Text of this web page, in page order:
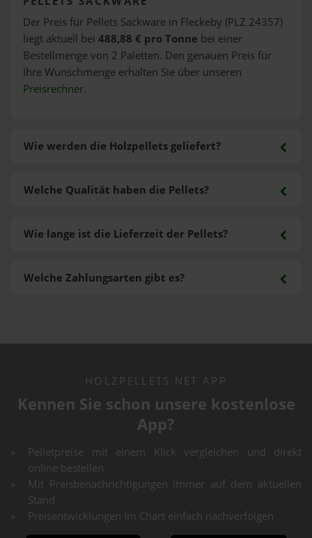
Der Preis für Pellets Sackware in Fleckeby (PLZ 24357)
liegt aktuell bei 488,88 € pro Tonne bei einer
Bestellmenge von 2 Paletten. Den genauen Preis für
Ihre Wunschmenge erhalten Sie über unseren
Preisrechner.
Wie werden die Holzpellets geliefert?
Welche Zahlungsarten gibt es?
Welche Qualität haben die Pellets?
Wie lange ist die Lieferzeit der Pellets?
HOLZPELLETS.NET APP
Kennen Sie schon unsere kostenlose
App?
Pelletpreise mit einem Klick vergleichen und direkt
online bestellen
Mit Preisbenachrichtigungen immer auf dem aktuellen
Stand
Preisentwicklungen im Chart einfach nachverfolgen